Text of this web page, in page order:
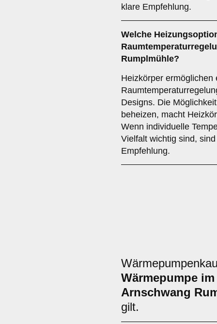
klare Empfehlung.
Welche
Rumplmühle?
Heizkörper ermöglichen
Designs. Die
beheizen, macht
Wenn individuelle
Vielfalt wichtig sind,
Empfehlung.
Wärmepumpe
Arnschwang
gilt.